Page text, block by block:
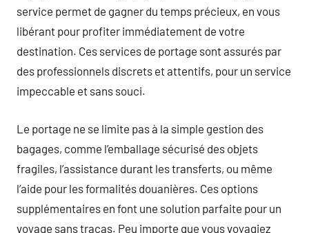
service permet de gagner du temps précieux, en vous
libérant pour profiter immédiatement de votre
destination. Ces services de portage sont assurés par
des professionnels discrets et attentifs, pour un service
impeccable et sans souci.
Le portage ne se limite pas à la simple gestion des
bagages, comme l’emballage sécurisé des objets
fragiles, l’assistance durant les transferts, ou même
l’aide pour les formalités douanières. Ces options
supplémentaires en font une solution parfaite pour un
voyage sans tracas. Peu importe que vous voyagiez